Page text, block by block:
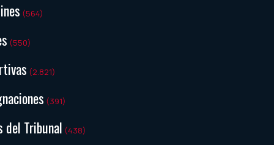
(564)
(550)
(2.821)
(391)
del Tribunal (438)